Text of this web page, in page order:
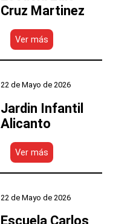
Cruz Martinez
Ver más
Escuela
Luis
Martinez
22 de Mayo de 2026
Jardin Infantil
Alicanto
Ver más
Jardin
Infantil
22 de Mayo de 2026
Escuela Carlos